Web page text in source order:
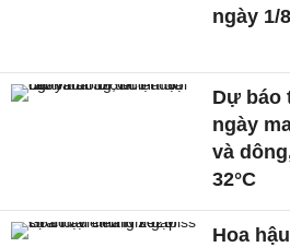
ngày 1/8
Dự báo
ngày
và
32°C
Hoa